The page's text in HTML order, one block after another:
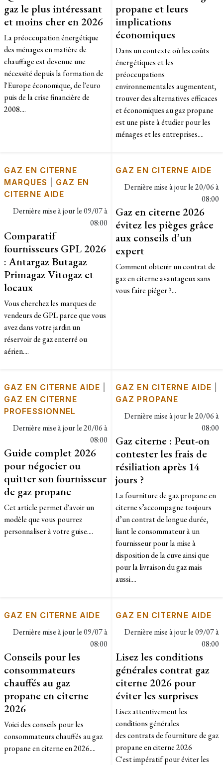
gaz le plus intéressant
et moins cher en 2026
La préoccupation énergétique
des ménages en matière de
chauffage est devenue une
nécessité depuis la formation de
l'Europe économique, de l'euro
puis de la crise financière de
2008....
propane et leurs
implications
économiques
Dans un contexte où les coûts
énergétiques et les
préoccupations
environnementales augmentent,
trouver des alternatives efficaces
et économiques au gaz propane
est une piste à étudier pour les
ménages et les entreprises....
GAZ EN CITERNE
MARQUES
GAZ EN
CITERNE AIDE
Dernière mise à jour le09/07 à
08:00
Comparatif
fournisseurs GPL 2026
: Antargaz Butagaz
Primagaz Vitogaz et
locaux
Vous cherchez les marques de
vendeurs de GPL parce que vous
avez dans votre jardin un
réservoir de gaz enterré ou
aérien....
GAZ EN CITERNE AIDE
Dernière mise à jour le20/06 à
08:00
Gaz en citerne 2026
évitez les pièges grâce
aux conseils d’un
expert
Comment obtenir un contrat de
gaz en citerne avantageux sans
vous faire piéger ?...
GAZ EN CITERNE AIDE
GAZ EN CITERNE
PROFESSIONNEL
Dernière mise à jour le20/06 à
08:00
Guide complet 2026
pour négocier ou
quitter son fournisseur
de gaz propane
Cet article permet d'avoir un
modèle que vous pourrez
personnaliser à votre guise....
GAZ EN CITERNE AIDE
GAZ PROPANE
Dernière mise à jour le20/06 à
08:00
Gaz citerne : Peut-on
contester les frais de
résiliation après 14
jours ?
La fourniture de gaz propane en
citerne s’accompagne toujours
d’un contrat de longue durée,
liant le consommateur à un
fournisseur pour la mise à
disposition de la cuve ainsi que
pour la livraison du gaz mais
aussi....
GAZ EN CITERNE AIDE
Dernière mise à jour le09/07 à
08:00
Conseils pour les
consommateurs
chauffés au gaz
propane en citerne
2026
Voici des conseils pour les
consommateurs chauffés au gaz
propane en citerne en 2026....
GAZ EN CITERNE AIDE
Dernière mise à jour le09/07 à
08:00
Lisez les conditions
générales contrat gaz
citerne 2026 pour
éviter les surprises
Lisez attentivement les
conditions générales
des contrats de fourniture de gaz
propane en citerne 2026
C'est impératif pour éviter les